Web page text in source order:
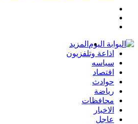
المزيد
اذاعة وتلفزيون
سياسه
اقتصاد
حوادث
رياضة
محافظات
الاخبار
عاجل